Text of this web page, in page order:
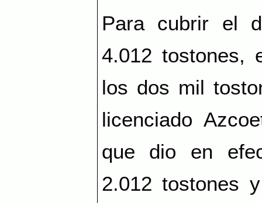
Para cubrir el
4.012 tostones,
los dos mil
licenciado
que dio en
2.012 tostones